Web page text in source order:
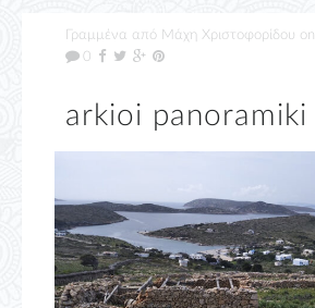
Γραμμένα από Μάχη Χριστοφορίδου on
0
arkioi panoramiki